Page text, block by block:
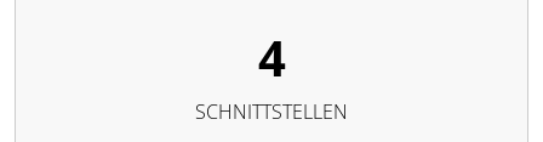
4
SCHNITTSTELLEN